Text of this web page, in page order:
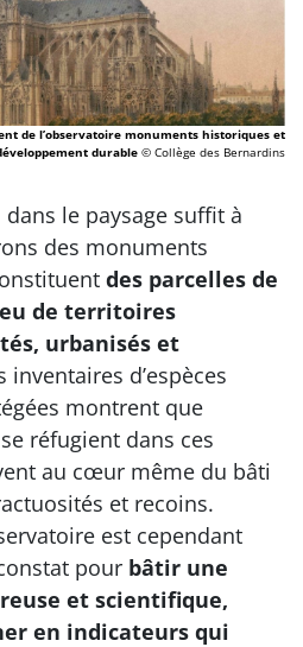
de l’observatoire monuments historiques et
durable © Collège des Bernardins
le paysage suffit à
des monuments
des parcelles de
de territoires
urbanisés et
inventaires d’espèces
montrent que
réfugient dans ces
au cœur même du bâti
et recoins.
est cependant
pour bâtir une
et scientifique,
en indicateurs qui